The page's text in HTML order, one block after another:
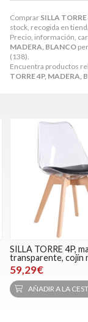
Comprar SILLA
stock, recogida en
Precio, información,
MADERA, BLANCO
(138).
Encuentra productos
TORRE 4P, MADERA,
SILLA TORRE 4P,
transparente, cojín
59,29€
AÑADIR A LA